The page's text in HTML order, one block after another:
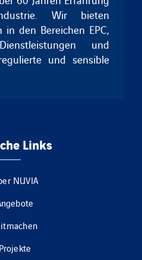
Wir bieten
in den Bereichen EPC,
und
und sensible
Links
NUVIA
Projekte